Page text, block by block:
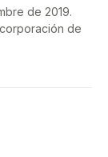
de 2019.
de